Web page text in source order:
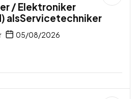
/ Elektroniker
alsServicetechniker
05/08/2026